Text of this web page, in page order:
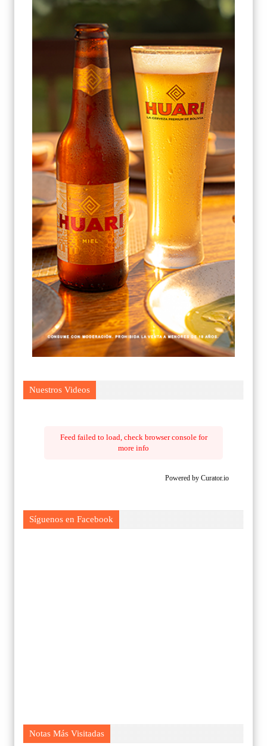
Nuestros Videos
Feed failed to load, check browser console for
more info
Powered by Curator.io
Síguenos en Facebook
Notas Más Visitadas